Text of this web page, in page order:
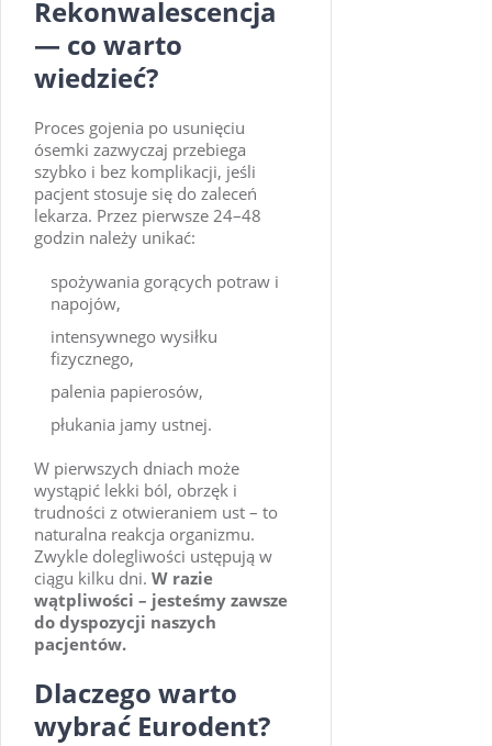
Rekonwalescencja
— co warto
wiedzieć?
Proces gojenia po usunięciu
ósemki zazwyczaj przebiega
szybko i bez komplikacji, jeśli
pacjent stosuje się do zaleceń
lekarza. Przez pierwsze 24–48
godzin należy unikać:
spożywania gorących potraw i
napojów,
intensywnego wysiłku
fizycznego,
palenia papierosów,
płukania jamy ustnej.
W pierwszych dniach może
wystąpić lekki ból, obrzęk i
trudności z otwieraniem ust – to
naturalna reakcja organizmu.
Zwykle dolegliwości ustępują w
ciągu kilku dni. W razie
wątpliwości – jesteśmy zawsze
do dyspozycji naszych
pacjentów.
Dlaczego warto
wybrać Eurodent?